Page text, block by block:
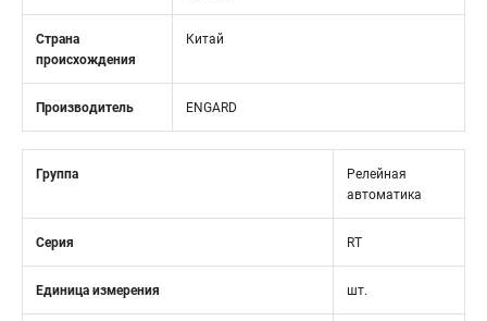
Страна
происхождения
Китай
Производитель ENGARD
Группа
Релейная
автоматика
Серия RT
Единица измерения шт.